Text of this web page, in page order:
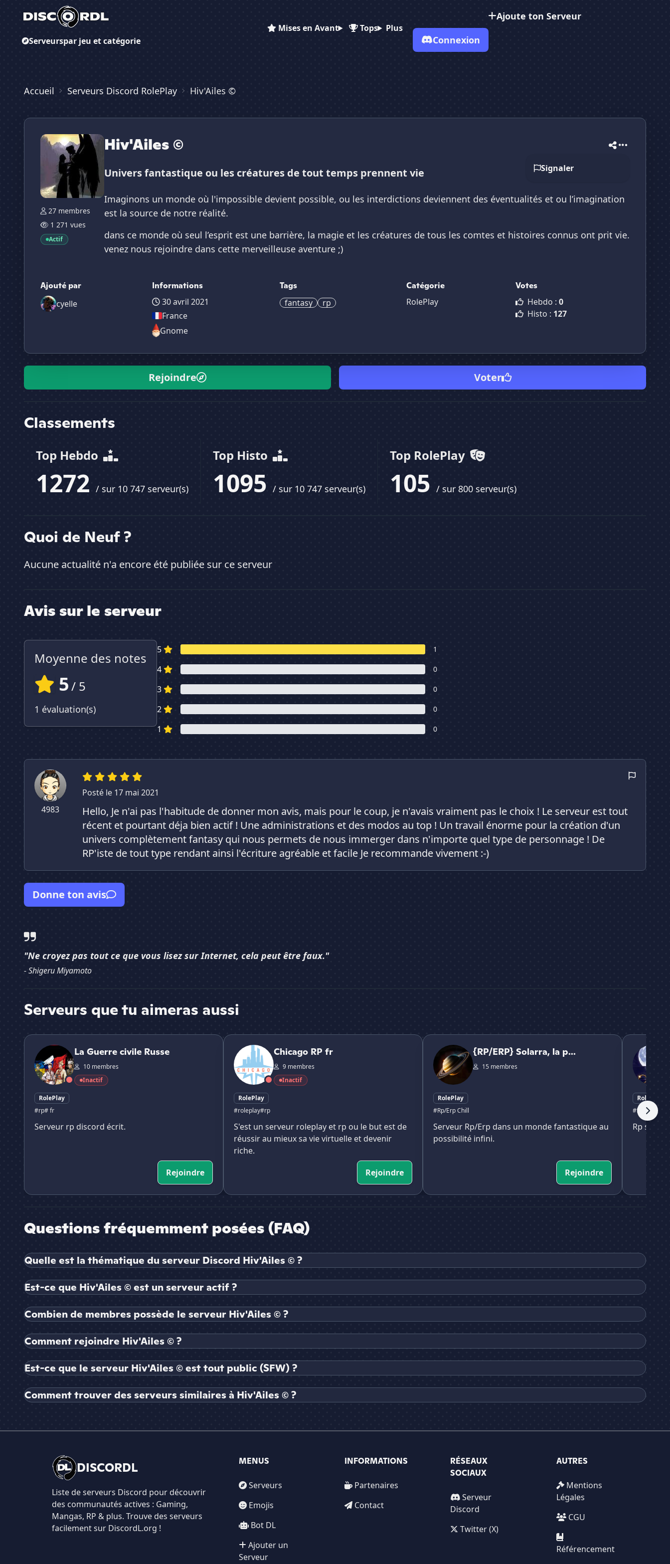
Serveurspar jeu et catégorie
Mises en Avant Tops Plus
Ajoute ton Serveur
Connexion
Accueil Serveurs Discord RolePlay Hiv'Ailes ©
27 membres
1 271 vues
Actif
Hiv'Ailes ©
Signaler
Univers fantastique ou les créatures de tout temps prennent vie
Imaginons un monde où l'impossible devient possible, ou les interdictions deviennent des éventualités et ou l’imagination
est la source de notre réalité.
dans ce monde où seul l’esprit est une barrière, la magie et les créatures de tous les comtes et histoires connus ont prit vie.
venez nous rejoindre dans cette merveilleuse aventure ;)
Ajouté par
cyelle
Informations
30 avril 2021
France
Gnome
Tags
fantasy rp
Catégorie
RolePlay
Votes
Hebdo :0
Histo : 127
Rejoindre Voter
Classements
Top Hebdo
1272 / sur 10 747 serveur(s)
Top Histo
1095 / sur 10 747 serveur(s)
Top RolePlay
105 / sur 800 serveur(s)
Quoi de Neuf ?
Aucune actualité n'a encore été publiée sur ce serveur
Avis sur le serveur
Moyenne des notes
5/ 5
1 évaluation(s)
5 1
4 0
3 0
2 0
1 0
4983
Posté le 17 mai 2021
Hello, Je n'ai pas l'habitude de donner mon avis, mais pour le coup, je n'avais vraiment pas le choix ! Le serveur est tout
récent et pourtant déja bien actif ! Une administrations et des modos au top ! Un travail énorme pour la création d'un
univers complètement fantasy qui nous permets de nous immerger dans n'importe quel type de personnage ! De
RP'iste de tout type rendant ainsi l'écriture agréable et facile Je recommande vivement :-)
Donne ton avis
Es-tu sûr de vouloir supprimer ton avis de ce serveur ?
"Ne croyez pas tout ce que vous lisez sur Internet, cela peut être faux."
- Shigeru Miyamoto
Serveurs que tu aimeras aussi
La Guerre civile Russe
La Guerre civile Russe
10 membres
Inactif
RolePlay
#rp# fr
Serveur rp discord écrit.
Rejoindre
Chicago RP fr
Chicago RP fr
9 membres
Inactif
RolePlay
#roleplay#rp
S'est un serveur roleplay et rp ou le but est de
réussir au mieux sa vie virtuelle et devenir
riche.
Rejoindre
{RP/ERP} Solarra, la planète jaune
{RP/ERP} Solarra, la p...
15 membres
RolePlay
#Rp/Erp Chill
Serveur Rp/Erp dans un monde fantastique au
possibilité infini.
Rejoindre
OUAT RP
RolePlay
#fr
# ouat
Rp sur la
Questions fréquemment posées (FAQ)
Quelle est la thématique du serveur Discord Hiv'Ailes © ?
Est-ce que Hiv'Ailes © est un serveur actif ?
Combien de membres possède le serveur Hiv'Ailes © ?
Comment rejoindre Hiv'Ailes © ?
Est-ce que le serveur Hiv'Ailes © est tout public (SFW) ?
Comment trouver des serveurs similaires à Hiv'Ailes © ?
DISCORDL
Liste de serveurs Discord pour découvrir
des communautés actives : Gaming,
Mangas, RP & plus. Trouve des serveurs
facilement sur DiscordL.org !
MENUS
Serveurs
Emojis
Bot DL
Ajouter un
Serveur
INFORMATIONS
Partenaires
Contact
RÉSEAUX
SOCIAUX
Serveur
Discord
Twitter (X)
AUTRES
Mentions
Légales
CGU
Référencement